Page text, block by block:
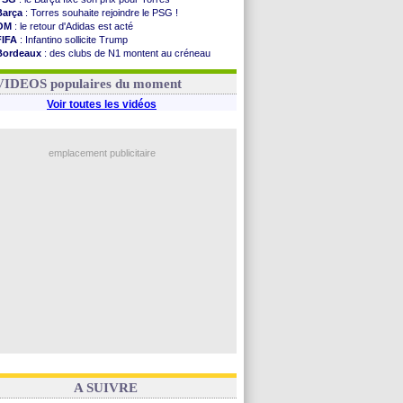
: Torres souhaite rejoindre le PSG !
: le retour d'Adidas est acté
: Infantino sollicite Trump
: des clubs de N1 montent au créneau
: le démenti de Leipzig pour Diomandé
populaires du moment
Voir toutes les vidéos
emplacement publicitaire
A SUIVRE